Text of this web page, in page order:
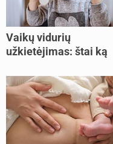
Vaikų vidurių
užkietėjimas: štai ką